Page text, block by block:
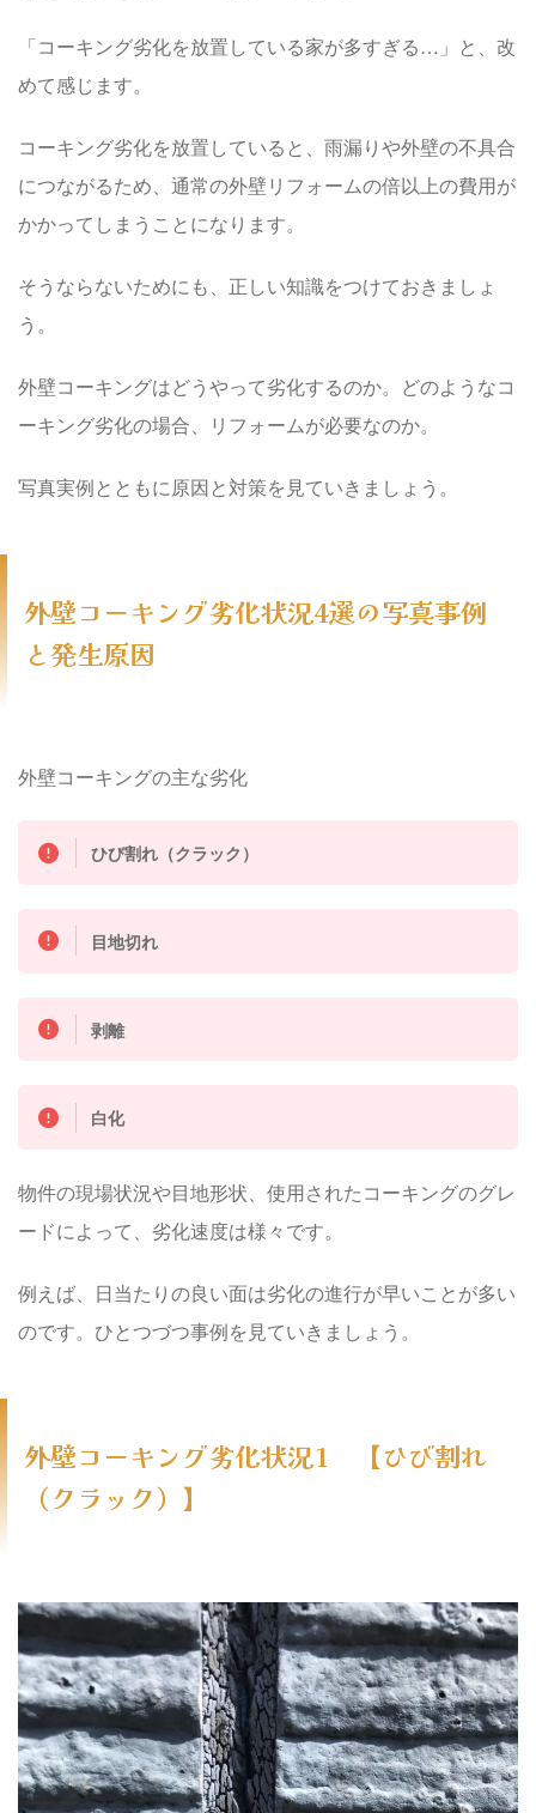
「コーキング劣化を放置している家が多すぎる…」と、改
めて感じます。
コーキング劣化を放置していると、雨漏りや外壁の不具合
につながるため、通常の外壁リフォームの倍以上の費用が
かかってしまうことになります。
そうならないためにも、正しい知識をつけておきましょ
う。
外壁コーキングはどうやって劣化するのか。どのようなコ
ーキング劣化の場合、リフォームが必要なのか。
写真実例とともに原因と対策を見ていきましょう。
外壁コーキング劣化状況4選の写真事例
と発生原因
外壁コーキングの主な劣化
ひび割れ（クラック）
目地切れ
剥離
白化
物件の現場状況や目地形状、使用されたコーキングのグレ
ードによって、劣化速度は様々です。
例えば、日当たりの良い面は劣化の進行が早いことが多い
のです。ひとつづつ事例を見ていきましょう。
外壁コーキング劣化状況1 【ひび割れ
（クラック）】